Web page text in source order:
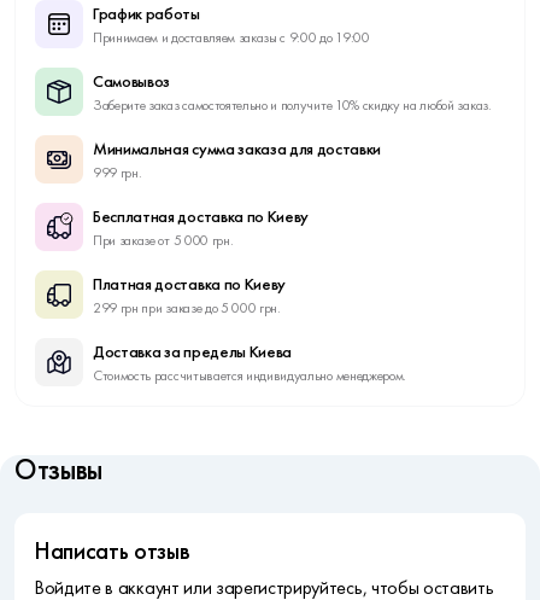
График работы
Принимаем и доставляем заказы с 9:00 до 19:00
Самовывоз
Заберите заказ самостоятельно и получите 10% скидку на любой заказ.
Минимальная сумма заказа для доставки
999 грн.
Бесплатная доставка по Киеву
При заказе от 5 000 грн.
Платная доставка по Киеву
299 грн при заказе до 5 000 грн.
Доставка за пределы Киева
Стоимость рассчитывается индивидуально менеджером.
Отзывы
Написать отзыв
Войдите в аккаунт или зарегистрируйтесь, чтобы оставить